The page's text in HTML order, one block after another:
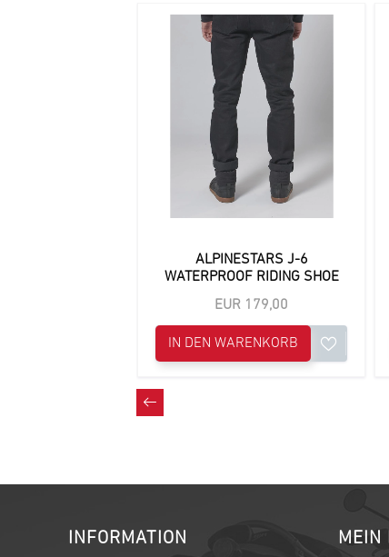
ALPINESTARS J-6
WATERPROOF RIDING SHOE
EUR 179,00
IN DEN WARENKORB
INFORMATION MEIN